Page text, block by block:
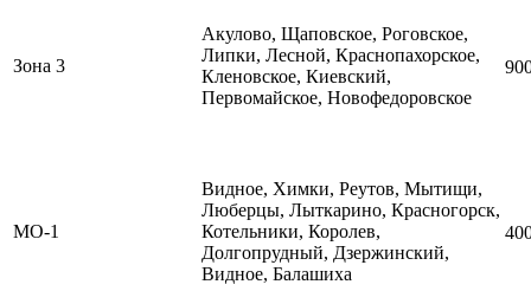
Зона 3
Акулово, Щаповское, Роговское,
Липки, Лесной, Краснопахорское,
Кленовское, Киевский,
Первомайское, Новофедоровское
МО-1
Видное, Химки, Реутов, Мытищи,
Люберцы, Лыткарино, Красногорск,
Котельники, Королев,
Долгопрудный, Дзержинский,
Видное, Балашиха